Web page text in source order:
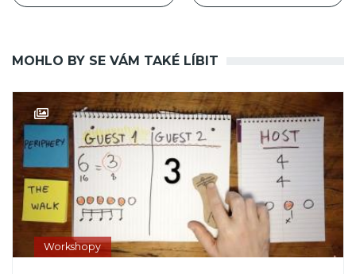
MOHLO BY SE VÁM TAKÉ LÍBIT
Workshopy